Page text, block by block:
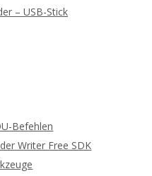
– USB-Stick
Befehlen
Writer Free SDK